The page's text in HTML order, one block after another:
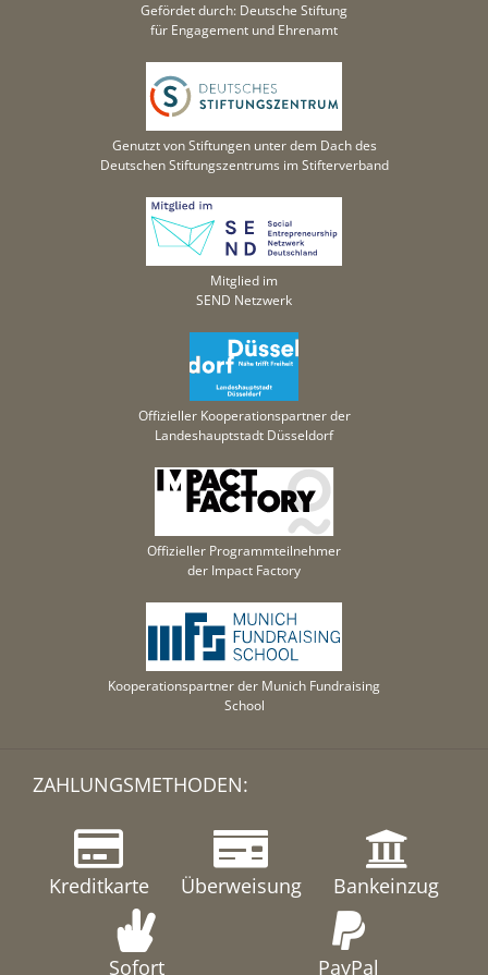
Gefördet durch: Deutsche Stiftung
für Engagement und Ehrenamt
Genutzt von Stiftungen unter dem Dach des
Deutschen Stiftungszentrums im Stifterverband
Mitglied im
SEND Netzwerk
Offizieller Kooperationspartner der
Landeshauptstadt Düsseldorf
Offizieller Programmteilnehmer
der Impact Factory
Kooperationspartner der Munich Fundraising
School
ZAHLUNGSMETHODEN:
Kreditkarte Überweisung Bankeinzug
Sofort PayPal